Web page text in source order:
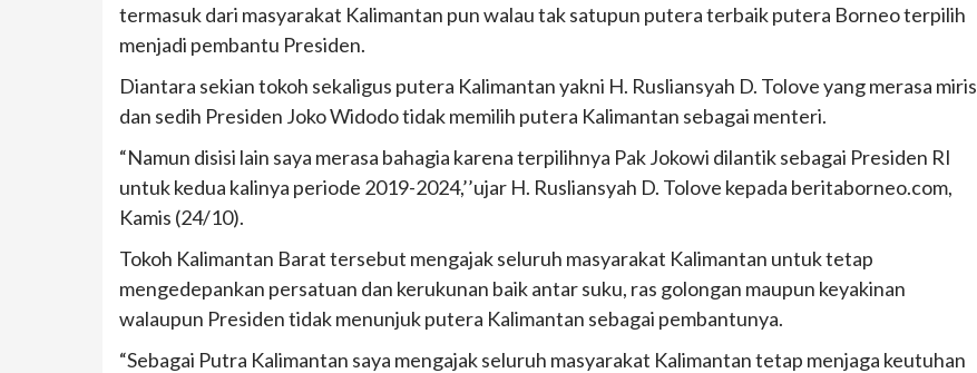
termasuk dari masyarakat Kalimantan pun walau tak satupun putera terbaik putera Borneo terpilih
menjadi pembantu Presiden.
Diantara sekian tokoh sekaligus putera Kalimantan yakni H. Rusliansyah D. Tolove yang merasa miris
dan sedih Presiden Joko Widodo tidak memilih putera Kalimantan sebagai menteri.
“Namun disisi lain saya merasa bahagia karena terpilihnya Pak Jokowi dilantik sebagai Presiden RI
untuk kedua kalinya periode 2019-2024,’’ujar H. Rusliansyah D. Tolove kepada beritaborneo.com,
Kamis (24/10).
Tokoh Kalimantan Barat tersebut mengajak seluruh masyarakat Kalimantan untuk tetap
mengedepankan persatuan dan kerukunan baik antar suku, ras golongan maupun keyakinan
walaupun Presiden tidak menunjuk putera Kalimantan sebagai pembantunya.
“Sebagai Putra Kalimantan saya mengajak seluruh masyarakat Kalimantan tetap menjaga keutuhan